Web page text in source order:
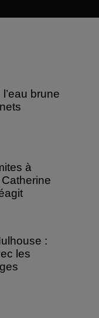
brune
à
:
les